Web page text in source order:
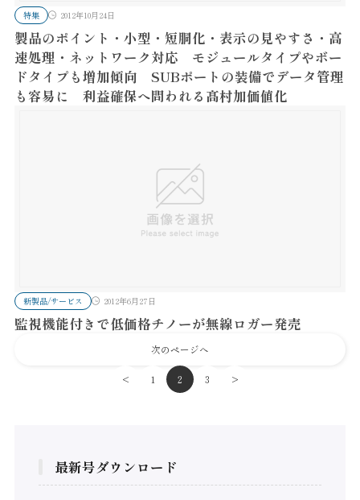
特集 2012年10月24日
製品のポイント・小型・短胴化・表示の見やすさ・高
速処理・ネットワーク対応 モジュールタイプやボー
ドタイプも増加傾向 SUBポートの装備でデータ管理
も容易に 利益確保へ問われる髙村加価値化
新製品/サービス 2012年6月27日
監視機能付きで低価格チノーが無線ロガー発売
次のページへ
< 1 2 3 >
最新号ダウンロード